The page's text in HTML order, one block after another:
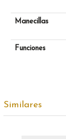
Manecillas
Funciones
Similares